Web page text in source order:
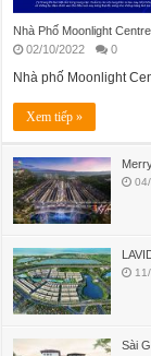
Nhà Phố Moonlight
02/10/2022
0
Nhà phố Moonlight
Xem tiếp »
Sài